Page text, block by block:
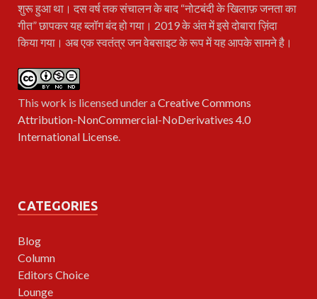
शुरू हुआ था। दस वर्ष तक संचालन के बाद “नोटबंदी के खिलाफ़ जनता का
गीत” छापकर यह ब्लॉग बंद हो गया। 2019 के अंत में इसे दोबारा ज़िंदा
किया गया। अब एक स्वतंत्र जन वेबसाइट के रूप में यह आपके सामने है।
This work is licensed under aCreative Commons
Attribution-NonCommercial-NoDerivatives 4.0
International License.
CATEGORIES
Blog
Column
Editors Choice
Lounge